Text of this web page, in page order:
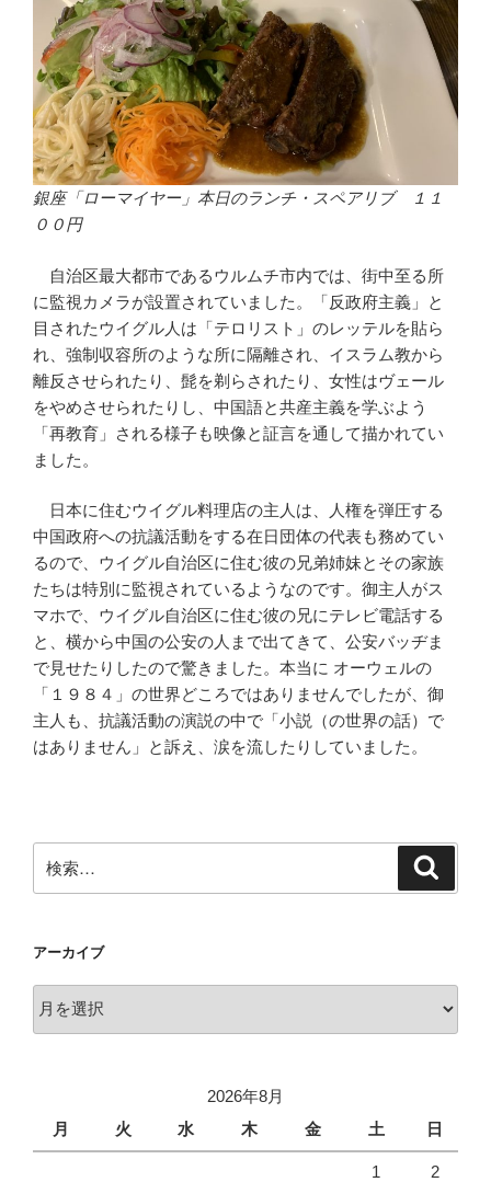
銀座「ローマイヤー」本日のランチ・スペアリブ １１
００円
自治区最大都市であるウルムチ市内では、街中至る所
に監視カメラが設置されていました。「反政府主義」と
目されたウイグル人は「テロリスト」のレッテルを貼ら
れ、強制収容所のような所に隔離され、イスラム教から
離反させられたり、髭を剃らされたり、女性はヴェール
をやめさせられたりし、中国語と共産主義を学ぶよう
「再教育」される様子も映像と証言を通して描かれてい
ました。
日本に住むウイグル料理店の主人は、人権を弾圧する
中国政府への抗議活動をする在日団体の代表も務めてい
るので、ウイグル自治区に住む彼の兄弟姉妹とその家族
たちは特別に監視されているようなのです。御主人がス
マホで、ウイグル自治区に住む彼の兄にテレビ電話する
と、横から中国の公安の人まで出てきて、公安バッヂま
で見せたりしたので驚きました。本当に オーウェルの
「１９８４」の世界どころではありませんでしたが、御
主人も、抗議活動の演説の中で「小説（の世界の話）で
はありません」と訴え、涙を流したりしていました。
索:
アーカイブ
ー
2026年8月
月
火 水 木 金 土 日
1 2